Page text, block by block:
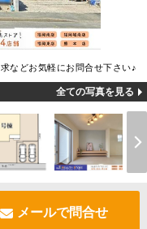
などお気軽にお問合せ下さい♪
全ての写真を見る
メールで問合せ